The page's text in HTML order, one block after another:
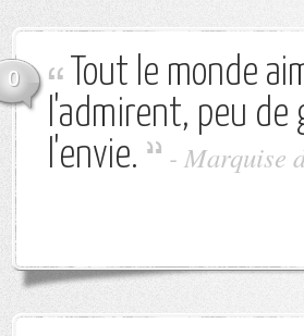
0
Tout le monde
l'admirent, peu
l'envie.
- Marquise